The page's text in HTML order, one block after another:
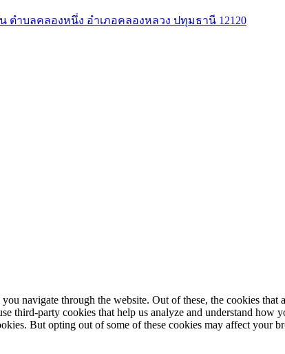
ตำบลคลองหนึ่ง อำเภอคลองหลวง ปทุมธานี 12120
navigate through the website. Out of these, the cookies that
third-party cookies that help us analyze and understand
But opting out of some of these cookies may affect your